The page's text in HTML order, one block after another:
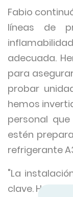
Fabio
líneas de
adecuada.
para
probar
hemos
personal
estén
refrigerante
"La
clave.